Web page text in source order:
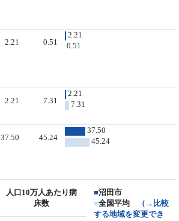
2.21 0.51
2.21
0.51
2.21 7.31
2.21
7.31
37.50 45.24
37.50
45.24
人口10万人あたり病
床数
■沼田市
■全国平均
（→比較
する地域を変更でき